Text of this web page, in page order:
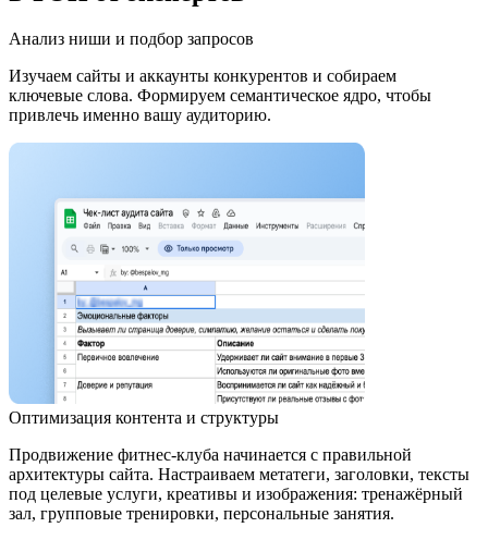
Анализ ниши и подбор запросов
Изучаем сайты и аккаунты конкурентов и собираем
ключевые слова. Формируем семантическое ядро, чтобы
привлечь именно вашу аудиторию.
Оптимизация контента и структуры
Продвижение фитнес-клуба начинается с правильной
архитектуры сайта. Настраиваем метатеги, заголовки, тексты
под целевые услуги, креативы и изображения: тренажёрный
зал, групповые тренировки, персональные занятия.